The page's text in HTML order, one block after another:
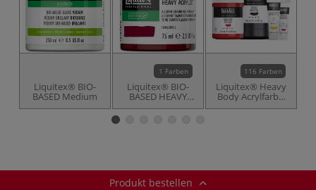
Liquitex® BIO-
BASED Medium
1 Farben
Liquitex® BIO-
BASED HEAVY
BODY Acrylfarbe
116 Farben
Liquitex® Heavy
Body Acrylfarbe,
einzeln
Produkt bestellen